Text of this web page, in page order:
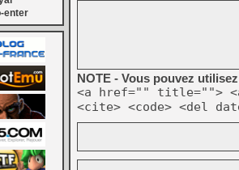
enter
NOTE - Vous pouvez
<a href="" title="">
<cite> <code> <del